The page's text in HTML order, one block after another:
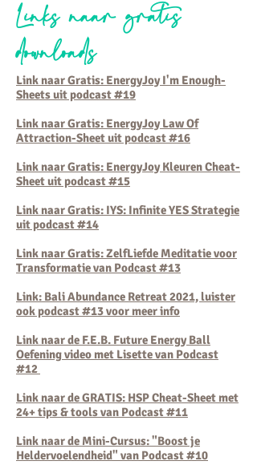
Links naar gratis
downloads
Link naar Gratis: EnergyJoy I'm Enough-
Sheets uit podcast #19
Link naar Gratis: EnergyJoy Law Of
Attraction-Sheet uit podcast #16
Link naar Gratis: EnergyJoy Kleuren Cheat-
Sheet uit podcast #15
Link naar Gratis: IYS: Infinite YES Strategie
uit podcast #14
Link naar Gratis: ZelfLiefde Meditatie voor
Transformatievan Podcast #13
Link: Bali Abundance Retreat 2021, luister
ook podcast #13 voor meer info
Link naar de F.E.B. Future Energy Ball
Oefening video met Lisette van Podcast
#12
Link naar de GRATIS: HSP Cheat-Sheet met
24+ tips & tools van Podcast #11
Link naar de Mini-Cursus: "Boost je
Heldervoelendheid" van Podcast #10